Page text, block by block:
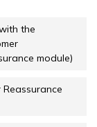
the
module)